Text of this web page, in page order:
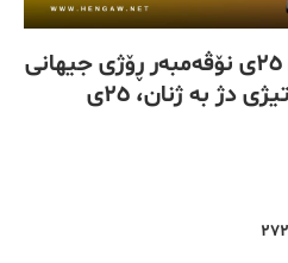
ڕاپۆرتی هەنگاو بە بۆنەی ٢٥ی نۆڤەمبەر ڕۆژی جیهانی
بەرەنگاربوونەوەی توندوتیژی دژ بە ژنان، ٢٥ی